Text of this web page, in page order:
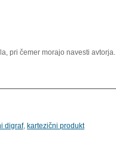
pri čemer morajo navesti avtorja.
digraf, kartezični produkt